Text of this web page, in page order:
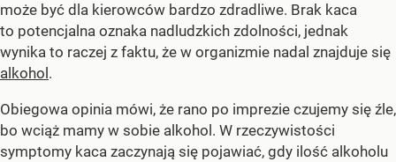
może być dla kierowców bardzo zdradliwe. Brak kaca
to potencjalna oznaka nadludzkich zdolności, jednak
wynika to raczej z faktu, że w organizmie nadal znajduje się
alkohol .
Obiegowa opinia mówi, że rano po imprezie czujemy się źle,
bo wciąż mamy w sobie alkohol. W rzeczywistości
symptomy kaca zaczynają się pojawiać, gdy ilość alkoholu